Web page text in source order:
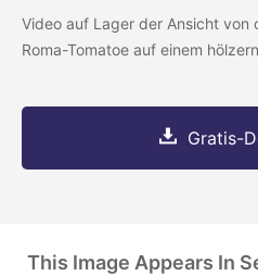
Video auf Lager der Ansicht von
Roma-Tomatoe auf einem
Gratis-
This Image Appears In